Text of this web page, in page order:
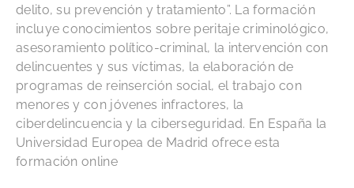
delito, su prevención y tratamiento”. La formación
incluye conocimientos sobre peritaje criminológico,
asesoramiento político-criminal, la intervención con
delincuentes y sus víctimas, la elaboración de
programas de reinserción social, el trabajo con
menores y con jóvenes infractores, la
ciberdelincuencia y la ciberseguridad. En España la
Universidad Europea de Madrid ofrece esta
formación online